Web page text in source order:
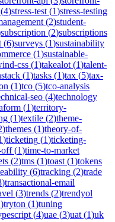
(4)stress-test (1)stress-testing
(2)student-
subscription (2)subscriptions
(6)surveys (1)sustainability
(1)sustainable-
css (1)takealot (1)talent-
(1)tasks (1)tax (5)tax-
(1)tco (5)tco-analysis
seo (4)technology
(1)territory-
(1)textile (2)theme-
)themes (1)theory-of-
)ticketing (1)ticketing-
off(1)time-to-market
(2)tms (1)toast (1)tokens
(6)tracking (2)trade
)transactional-email
(3)trends (2)trendyol
)tryton (1)tuning
(4)uae (3)uat (1)uk